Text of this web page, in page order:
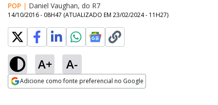
POP | Daniel Vaughan, do R7
14/10/2016 - 08H47 (ATUALIZADO EM 23/02/2024 - 11H27)
A+ A-
Adicione como fonte preferencial no Google